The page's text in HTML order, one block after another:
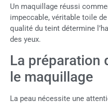
Un maquillage réussi
impeccable, véritable toile
qualité du teint détermine
des yeux.
La préparation
le maquillage
La peau nécessite une